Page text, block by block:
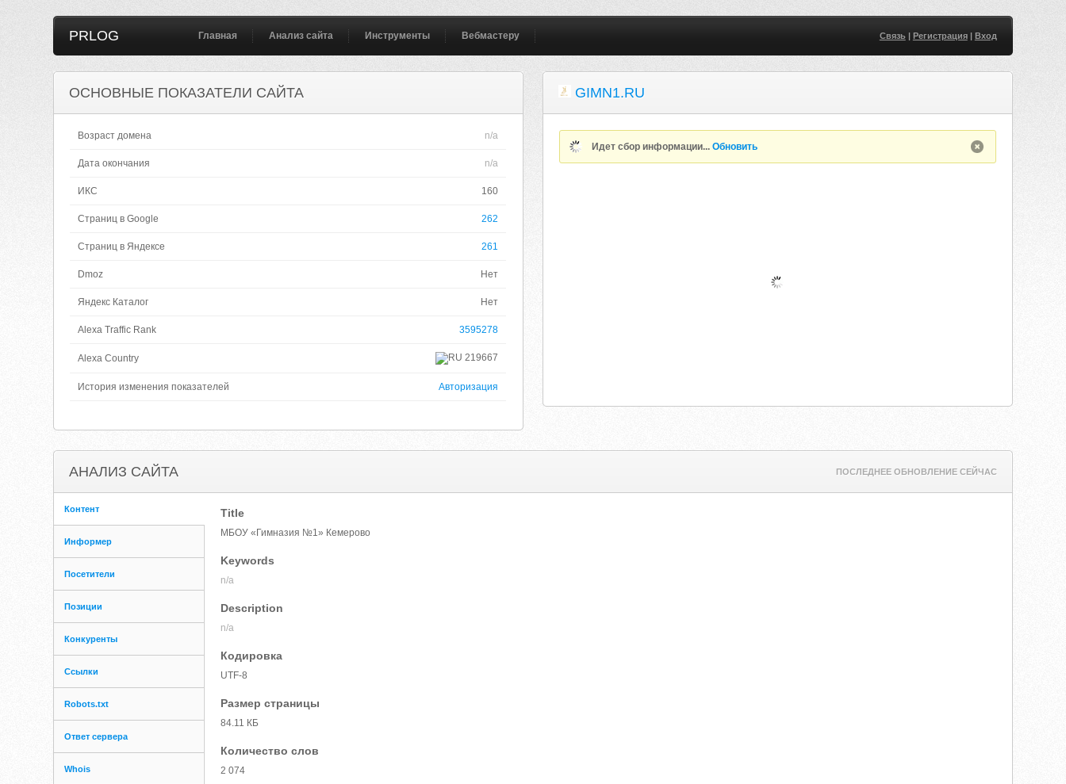
PRLOG Главная Анализ сайта Инструменты Вебмастеру Связь| Регистрация| Вход
ОСНОВНЫЕ ПОКАЗАТЕЛИ САЙТА
Возраст домена n/a
Дата окончания n/a
ИКС 160
Страниц в Google 262
Страниц в Яндексе 261
Dmoz Нет
Яндекс Каталог Нет
Alexa Traffic Rank 3595278
Alexa Country 219667
История изменения показателей Авторизация
GIMN1.RU
Идет сбор информации...Обновить
АНАЛИЗ САЙТА ПОСЛЕДНЕЕ ОБНОВЛЕНИЕ СЕЙЧАС
Контент
Информер
Посетители
Позиции
Конкуренты
Ссылки
Robots.txt
Ответ сервера
Whois
Title
МБОУ «Гимназия №1» Кемерово
Keywords
n/a
Description
n/a
Кодировка
UTF-8
Размер страницы
84.11 КБ
Количество слов
2 074